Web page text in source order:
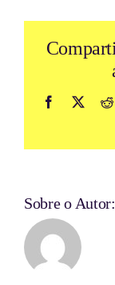
Facebook
X
Sobre o Autor: